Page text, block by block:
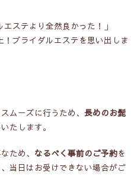
エステより全然良かった！」
！ブライダルエステを思い出しま
ムーズに行うため、 長めのお髭
たします。
ため、 なるべく事前のご予約を
当日はお受けできない場合がご